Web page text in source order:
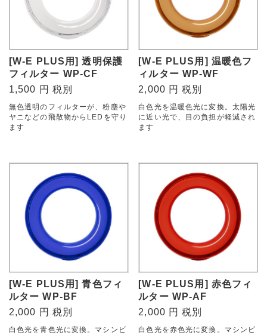
[W-E PLUS用] 透明保護
フィルター WP-CF
1,500 円 税別
無色透明のフィルターが、粉塵や
ヤニなどの飛散物からLEDを守り
ます
[W-E PLUS用] 温暖色フ
ィルター WP-WF
2,000 円 税別
白色光を温暖色光に変換。太陽光
に近い光で、目の負担が軽減され
ます
[W-E PLUS用] 青色フィ
ルター WP-BF
2,000 円 税別
白色光を青色光に変換。マシンビ
[W-E PLUS用] 赤色フィ
ルター WP-AF
2,000 円 税別
白色光を赤色光に変換。マシンビ